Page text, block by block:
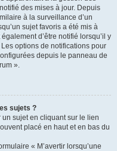
des mises à jour. Depuis
à la surveillance d’un
sujet favoris a été mis à
d’être notifié lorsqu’il y
options de notifications pour
depuis le panneau de
».
sujets ?
sujet en cliquant sur le lien
placé en haut et en bas du
« M’avertir lorsqu’une